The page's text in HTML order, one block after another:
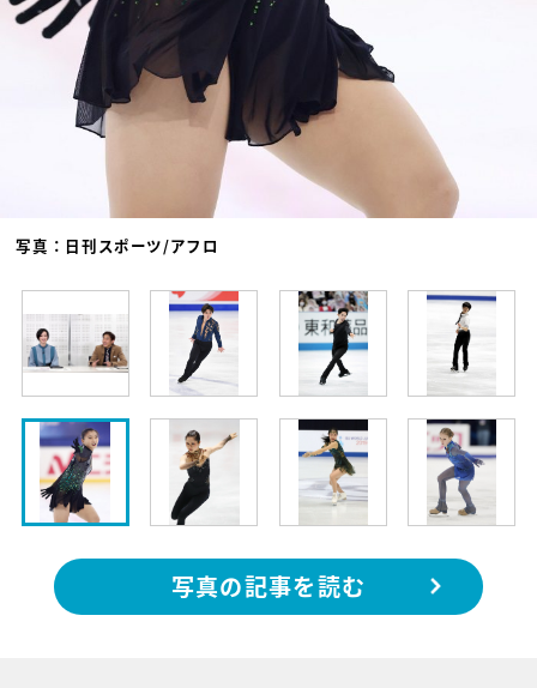
写真：日刊スポーツ/アフロ
写真の記事を読む